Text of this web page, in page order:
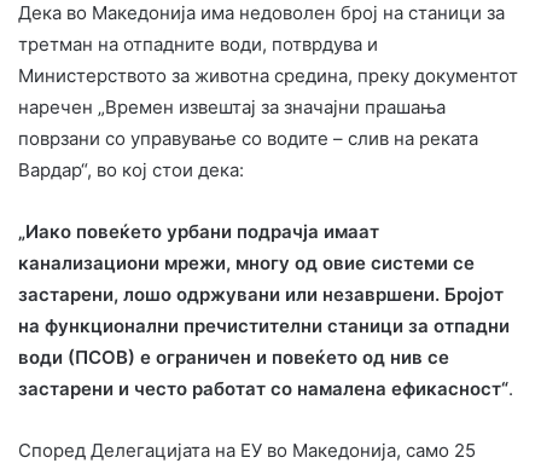
Дека во Македонија има недоволен број на станици за
третман на отпадните води, потврдува и
Министерството за животна средина, преку документот
наречен „Времен извештај за значајни прашања
поврзани со управување со водите – слив на реката
Вардар“, во кој стои дека:
„Иако повеќето урбани подрачја имаат
канализациони мрежи, многу од овие системи се
застарени, лошо одржувани или незавршени. Бројот
на функционални пречистителни станици за отпадни
води (ПСОВ) е ограничен и повеќето од нив се
застарени и често работат со намалена ефикасност“.
Според Делегацијата на ЕУ во Македонија, само 25